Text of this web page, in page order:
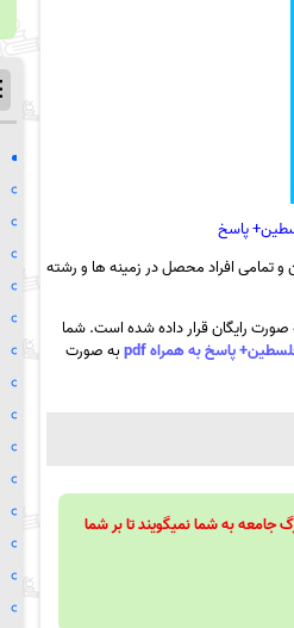
تمامی افراد محصل در زمینه ها و رشته
صورت رایگان قرار داده شده است. شما
به صورت
جمع و زیر دستانتان! 48 قانون که رهبران واقعی و بزرگ جامعه به شما نمیگویند تا بر شما